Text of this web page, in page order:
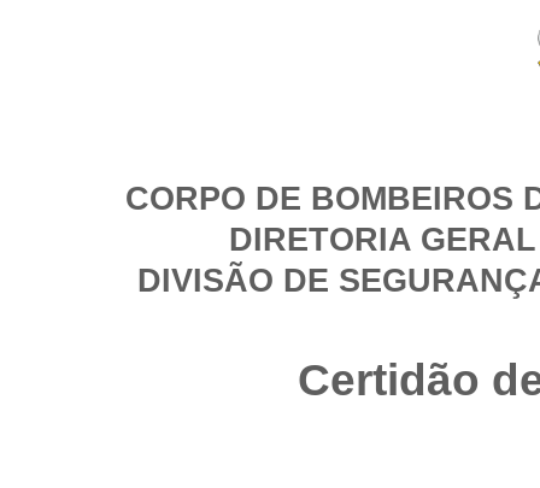
CORPO DE BOMBEIROS
DIRETORIA
DIVISÃO DE
Certidão